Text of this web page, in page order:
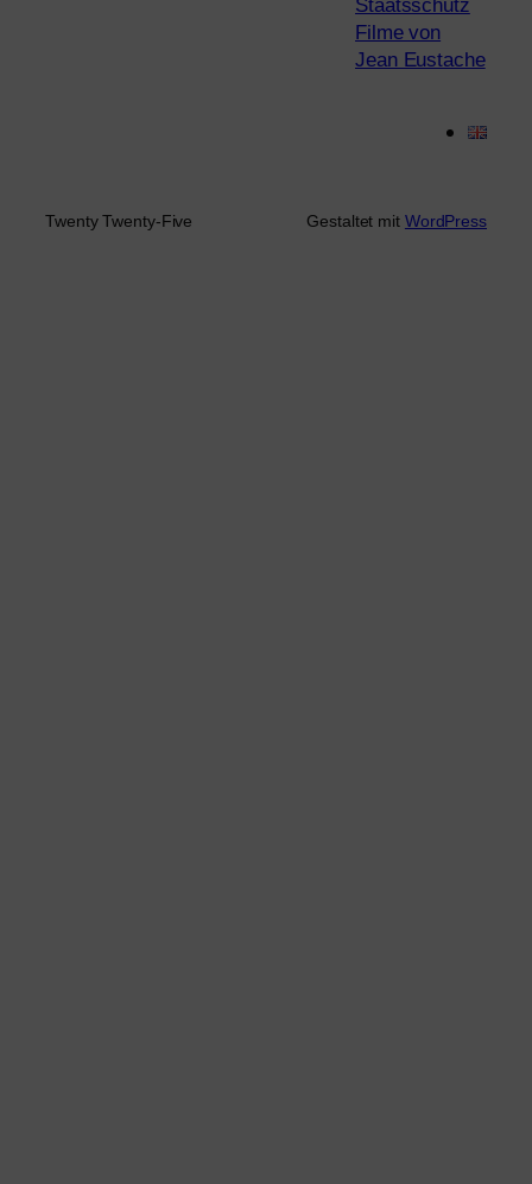
Staatsschutz
Filme von
Jean Eustache
Twenty Twenty-Five Gestaltet mit WordPress